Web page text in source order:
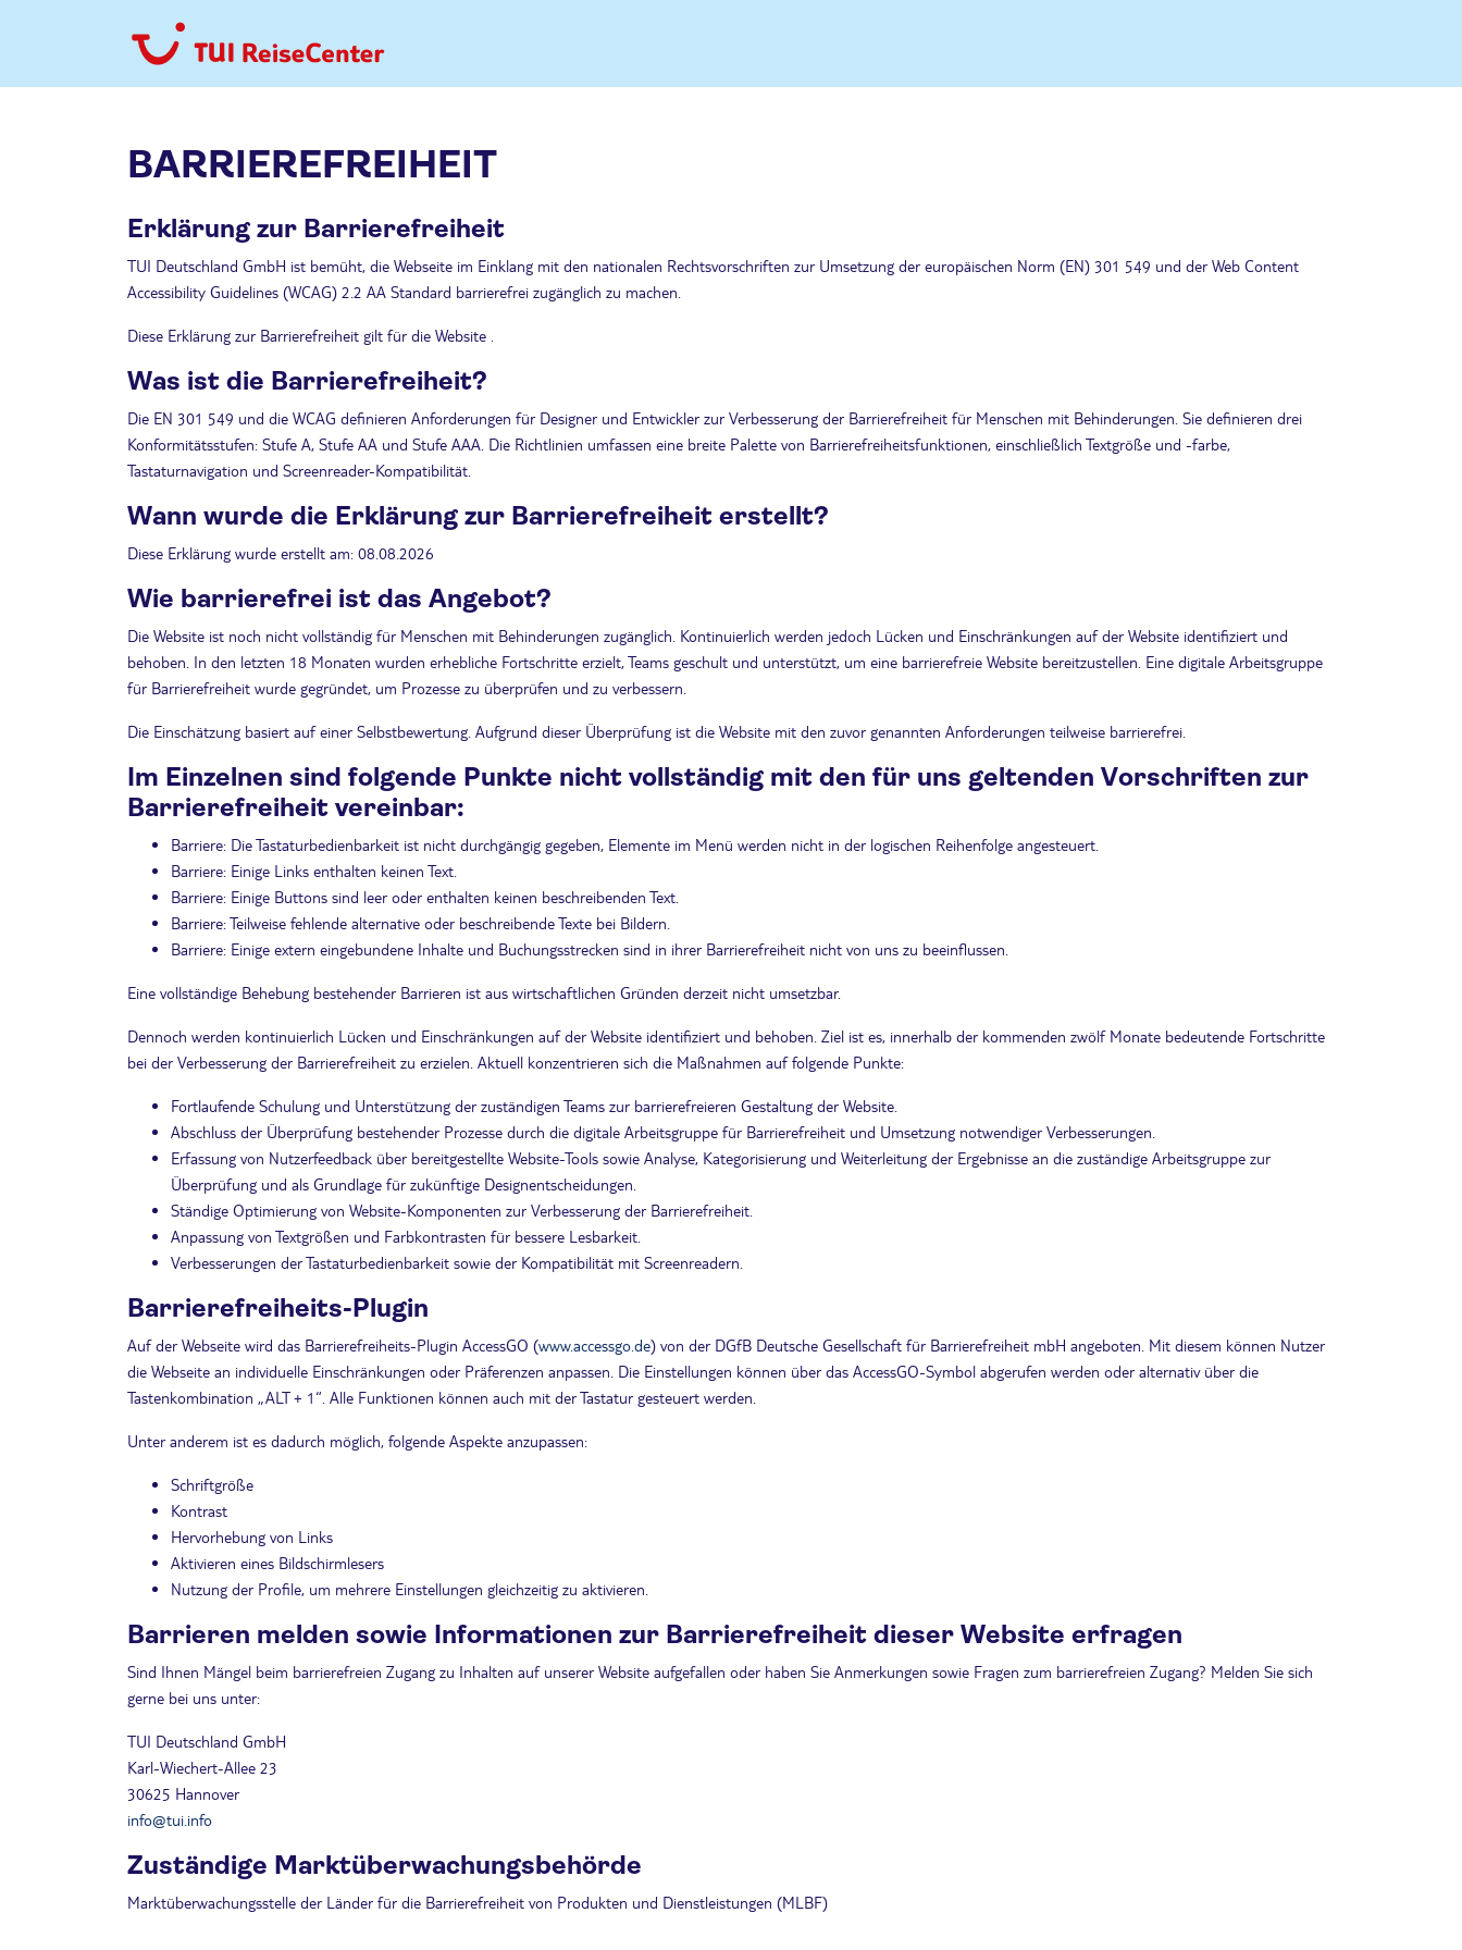
BARRIEREFREIHEIT
Erklärung zur Barrierefreiheit
TUI Deutschland GmbH ist bemüht, die Webseite im Einklang mit den nationalen Rechtsvorschriften zur Umsetzung der europäischen Norm (EN) 301 549 und der Web Content
Accessibility Guidelines (WCAG) 2.2 AA Standard barrierefrei zugänglich zu machen.
Diese Erklärung zur Barrierefreiheit gilt für die Website .
Was ist die Barrierefreiheit?
Die EN 301 549 und die WCAG definieren Anforderungen für Designer und Entwickler zur Verbesserung der Barrierefreiheit für Menschen mit Behinderungen. Sie definieren drei
Konformitätsstufen: Stufe A, Stufe AA und Stufe AAA. Die Richtlinien umfassen eine breite Palette von Barrierefreiheitsfunktionen, einschließlich Textgröße und -farbe,
Tastaturnavigation und Screenreader-Kompatibilität.
Wann wurde die Erklärung zur Barrierefreiheit erstellt?
Diese Erklärung wurde erstellt am: 08.08.2026
Wie barrierefrei ist das Angebot?
Die Website ist noch nicht vollständig für Menschen mit Behinderungen zugänglich. Kontinuierlich werden jedoch Lücken und Einschränkungen auf der Website identifiziert und
behoben. In den letzten 18 Monaten wurden erhebliche Fortschritte erzielt, Teams geschult und unterstützt, um eine barrierefreie Website bereitzustellen. Eine digitale Arbeitsgruppe
für Barrierefreiheit wurde gegründet, um Prozesse zu überprüfen und zu verbessern.
Die Einschätzung basiert auf einer Selbstbewertung. Aufgrund dieser Überprüfung ist die Website mit den zuvor genannten Anforderungen teilweise barrierefrei.
Im Einzelnen sind folgende Punkte nicht vollständig mit den für uns geltenden Vorschriften zur
Barrierefreiheit vereinbar:
Barriere: Die Tastaturbedienbarkeit ist nicht durchgängig gegeben, Elemente im Menü werden nicht in der logischen Reihenfolge angesteuert.
Barriere: Einige Links enthalten keinen Text.
Barriere: Einige Buttons sind leer oder enthalten keinen beschreibenden Text.
Barriere: Teilweise fehlende alternative oder beschreibende Texte bei Bildern.
Barriere: Einige extern eingebundene Inhalte und Buchungsstrecken sind in ihrer Barrierefreiheit nicht von uns zu beeinflussen.
Eine vollständige Behebung bestehender Barrieren ist aus wirtschaftlichen Gründen derzeit nicht umsetzbar.
Dennoch werden kontinuierlich Lücken und Einschränkungen auf der Website identifiziert und behoben. Ziel ist es, innerhalb der kommenden zwölf Monate bedeutende Fortschritte
bei der Verbesserung der Barrierefreiheit zu erzielen. Aktuell konzentrieren sich die Maßnahmen auf folgende Punkte:
Fortlaufende Schulung und Unterstützung der zuständigen Teams zur barrierefreieren Gestaltung der Website.
Abschluss der Überprüfung bestehender Prozesse durch die digitale Arbeitsgruppe für Barrierefreiheit und Umsetzung notwendiger Verbesserungen.
Erfassung von Nutzerfeedback über bereitgestellte Website-Tools sowie Analyse, Kategorisierung und Weiterleitung der Ergebnisse an die zuständige Arbeitsgruppe zur
Überprüfung und als Grundlage für zukünftige Designentscheidungen.
Ständige Optimierung von Website-Komponenten zur Verbesserung der Barrierefreiheit.
Anpassung von Textgrößen und Farbkontrasten für bessere Lesbarkeit.
Verbesserungen der Tastaturbedienbarkeit sowie der Kompatibilität mit Screenreadern.
Barrierefreiheits-Plugin
Auf der Webseite wird das Barrierefreiheits-Plugin AccessGO (www.accessgo.de) von der DGfB Deutsche Gesellschaft für Barrierefreiheit mbH angeboten. Mit diesem können Nutzer
die Webseite an individuelle Einschränkungen oder Präferenzen anpassen. Die Einstellungen können über das AccessGO-Symbol abgerufen werden oder alternativ über die
Tastenkombination „ALT + 1“. Alle Funktionen können auch mit der Tastatur gesteuert werden.
Unter anderem ist es dadurch möglich, folgende Aspekte anzupassen:
Schriftgröße
Kontrast
Hervorhebung von Links
Aktivieren eines Bildschirmlesers
Nutzung der Profile, um mehrere Einstellungen gleichzeitig zu aktivieren.
Barrieren melden sowie Informationen zur Barrierefreiheit dieser Website erfragen
Sind Ihnen Mängel beim barrierefreien Zugang zu Inhalten auf unserer Website aufgefallen oder haben Sie Anmerkungen sowie Fragen zum barrierefreien Zugang? Melden Sie sich
gerne bei uns unter:
TUI Deutschland GmbH
Karl-Wiechert-Allee 23
30625 Hannover
info@tui.info
Zuständige Marktüberwachungsbehörde
Marktüberwachungsstelle der Länder für die Barrierefreiheit von Produkten und Dienstleistungen (MLBF)